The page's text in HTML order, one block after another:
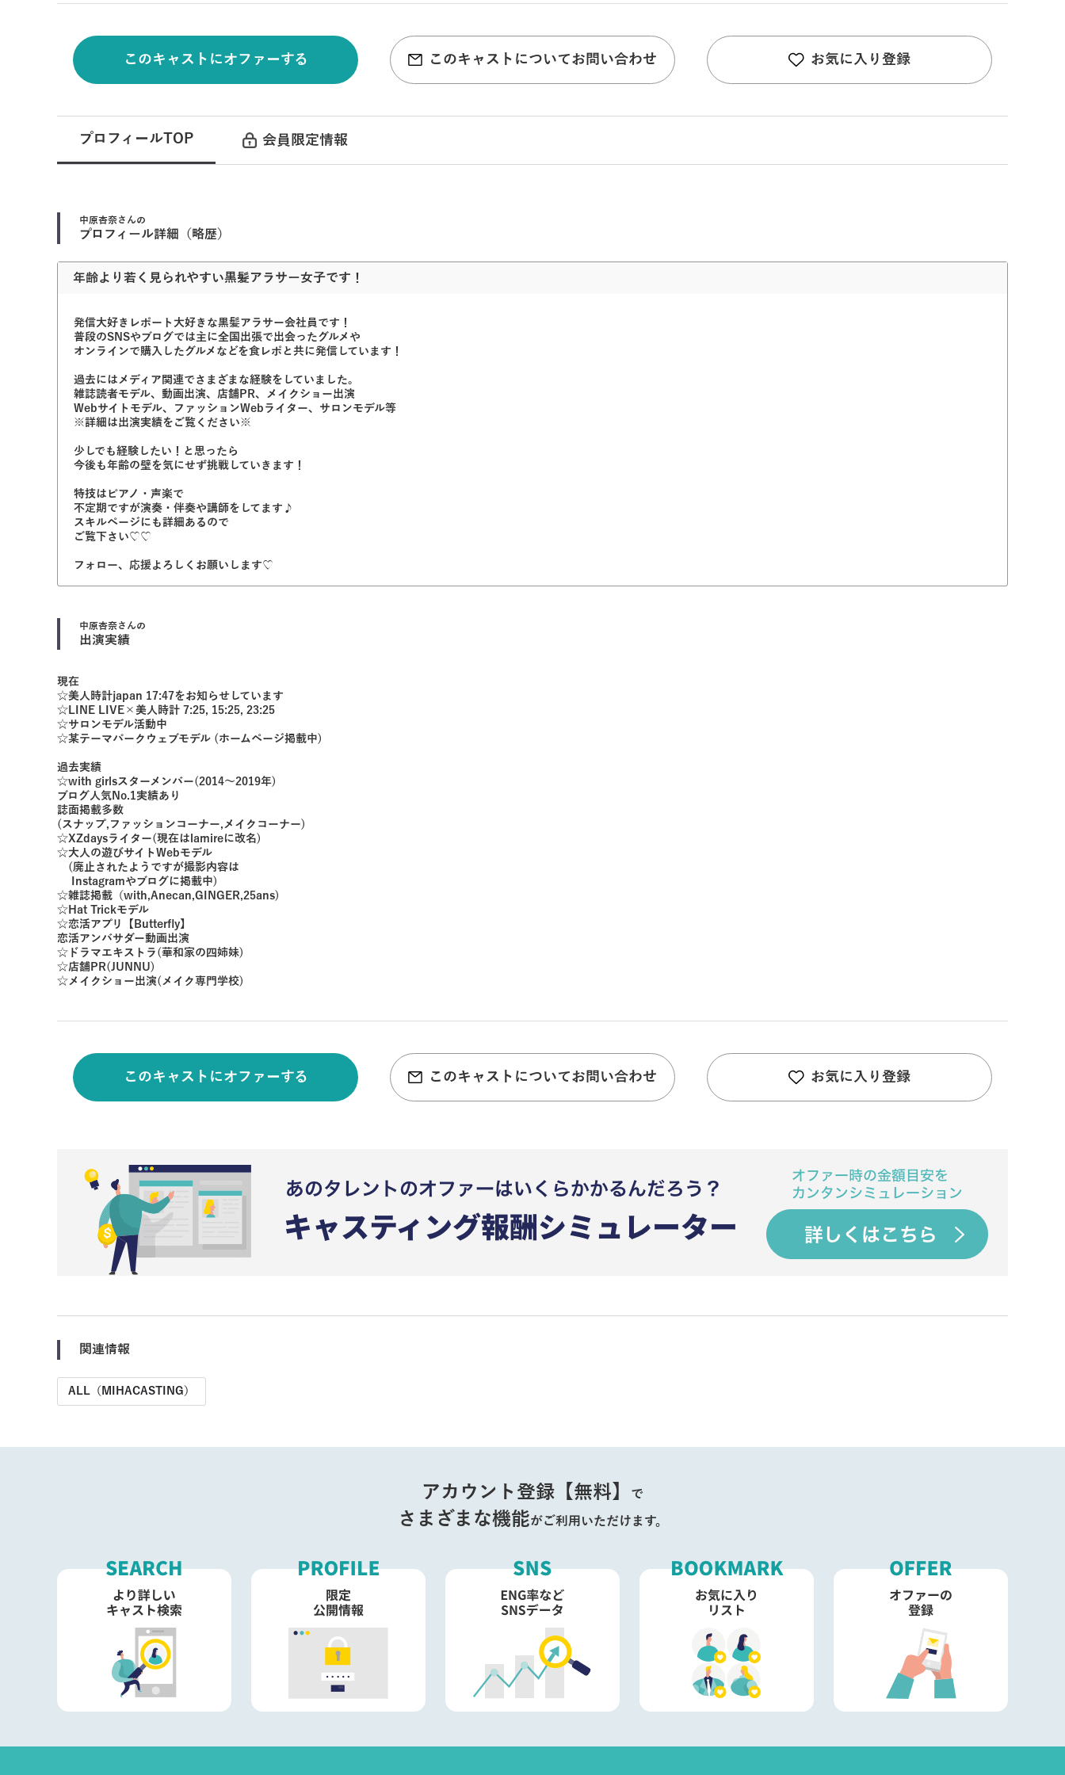
このキャストにオファーする このキャストについてお問い合わせ お気に入り登録
プロフィールTOP 会員限定情報
中原杏奈さんの
プロフィール詳細（略歴）
年齢より若く見られやすい黒髪アラサー女子です！
発信大好きレポート大好きな黒髪アラサー会社員です！
普段のSNSやブログでは主に全国出張で出会ったグルメや
オンラインで購入したグルメなどを食レポと共に発信しています！
過去にはメディア関連でさまざまな経験をしていました。
雑誌読者モデル、動画出演、店舗PR、メイクショー出演
Webサイトモデル、ファッションWebライター、サロンモデル等
※詳細は出演実績をご覧ください※
少しでも経験したい！と思ったら
今後も年齢の壁を気にせず挑戦していきます！
特技はピアノ・声楽で
不定期ですが演奏・伴奏や講師をしてます♪
スキルページにも詳細あるので
ご覧下さい♡♡
フォロー、応援よろしくお願いします♡
中原杏奈さんの
出演実績
現在
☆美人時計japan 17:47をお知らせしています
☆LINE LIVE×美人時計 7:25, 15:25, 23:25
☆サロンモデル活動中
☆某テーマパークウェブモデル (ホームページ掲載中)
過去実績
☆with girlsスターメンバー(2014～2019年)
ブログ人気No.1実績あり
誌面掲載多数
(スナップ,ファッションコーナー,メイクコーナー)
☆XZdaysライター(現在はlamireに改名)
☆大人の遊びサイトWebモデル
(廃止されたようですが撮影内容は
Instagramやブログに掲載中)
☆雑誌掲載（with,Anecan,GINGER,25ans)
☆Hat Trickモデル
☆恋活アプリ【Butterfly】
恋活アンバサダー動画出演
☆ドラマエキストラ(華和家の四姉妹)
☆店舗PR(JUNNU)
☆メイクショー出演(メイク専門学校)
このキャストにオファーする このキャストについてお問い合わせ お気に入り登録
関連情報
ALL（MIHACASTING）
アカウント登録【無料】 で
さまざまな機能がご利用いただけます。